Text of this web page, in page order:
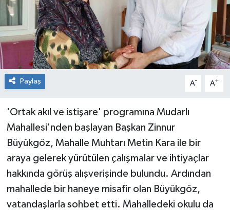
Paylaş A- A+
'Ortak akıl ve istişare' programına Mudarlı
Mahallesi'nden başlayan Başkan Zinnur
Büyükgöz, Mahalle Muhtarı Metin Kara ile bir
araya gelerek yürütülen çalışmalar ve ihtiyaçlar
hakkında görüş alışverişinde bulundu. Ardından
mahallede bir haneye misafir olan Büyükgöz,
vatandaşlarla sohbet etti. Mahalledeki okulu da